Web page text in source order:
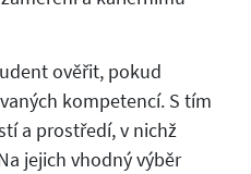
ověřit, pokud
kompetencí. S tím
a prostředí, v nichž
jejich vhodný výběr